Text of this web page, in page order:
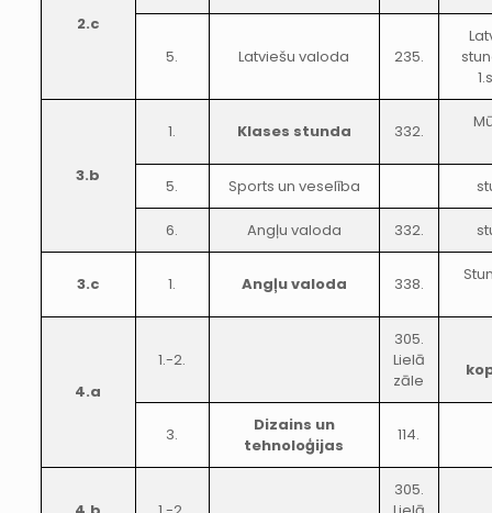
2.c
5. Latviešu valoda 235.
3.b
1. Klases stunda 332.
5. Sports un veselība
6. Angļu valoda 332.
3.c 1. Angļu valoda 338.
4.a
1.-2.
305.
Lielā
zāle
3.
Dizains un
tehnoloģijas
114.
305.